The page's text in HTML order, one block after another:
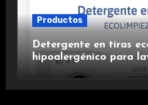
Productos
Detergente en tiras
hipoalergénico para
suavizante incluido y
lavanda.